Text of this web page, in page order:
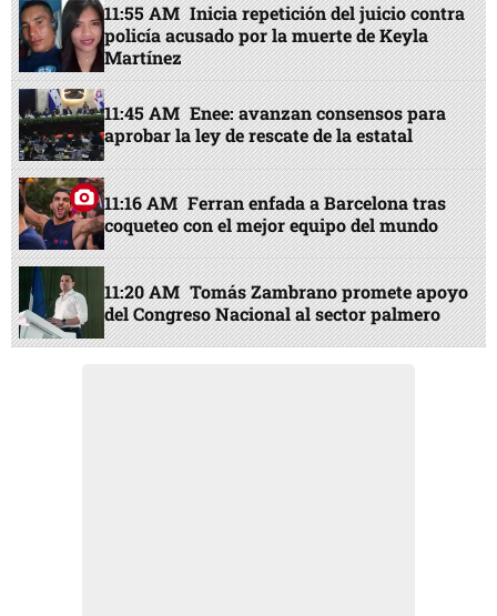
11:55 AM Inicia repetición del juicio contra
policía acusado por la muerte de Keyla
Martínez
11:45 AM Enee: avanzan consensos para
aprobar la ley de rescate de la estatal
11:16 AM Ferran enfada a Barcelona tras
coqueteo con el mejor equipo del mundo
11:20 AM Tomás Zambrano promete apoyo
del Congreso Nacional al sector palmero